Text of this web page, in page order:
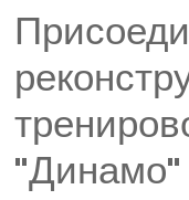
"Динамо"